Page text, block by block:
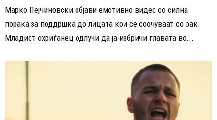
Марко Пејчиновски објави емотивно видео со силна
порака за поддршка до лицата кои се соочуваат со рак.
Младиот охриѓанец одлучи да ја избричи главата во...